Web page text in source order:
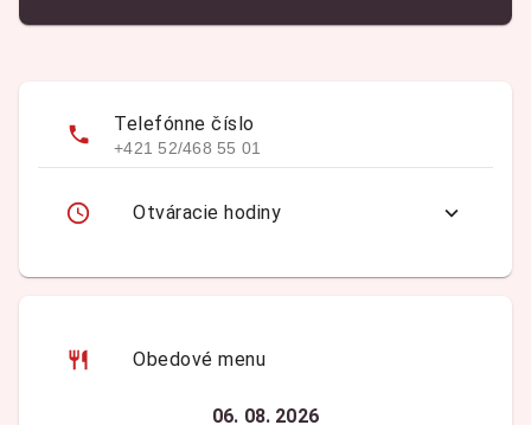
Telefónne číslo
+421 52/468 55 01
Otváracie hodiny
Obedové menu
06. 08. 2026